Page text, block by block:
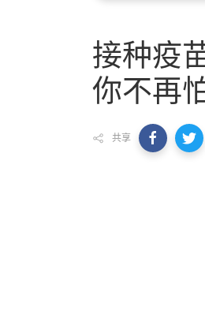
接种疫
你不再怕
共享